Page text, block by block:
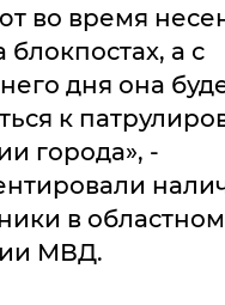
во время
а с
дня она
к
города», -
в областном
МВД.